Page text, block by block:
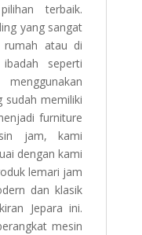
terbaik.
yang sangat
atau di
seperti
sudah memiliki
furniture
jam, kami
dengan kami
lemari jam
dan klasik
Jepara ini.
mesin